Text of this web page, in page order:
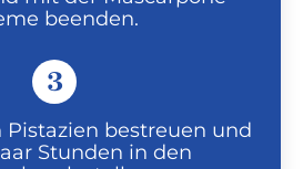
beenden.
3
bestreuen und
Stunden in den